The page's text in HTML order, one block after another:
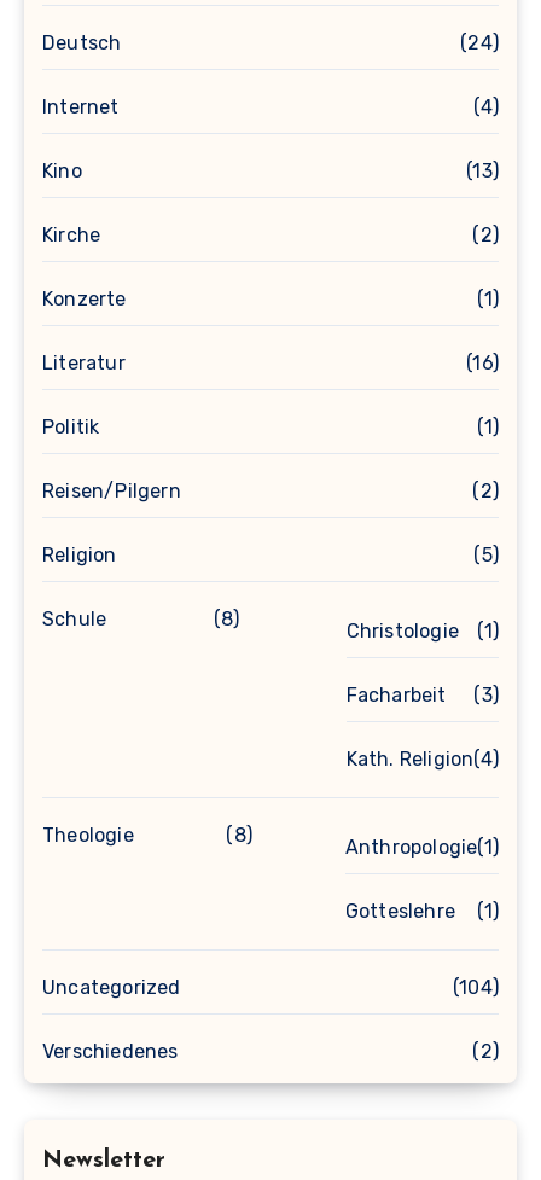
Deutsch (24)
Internet (4)
Kino (13)
Kirche (2)
Konzerte (1)
Literatur (16)
Politik (1)
Reisen/Pilgern (2)
Religion (5)
Schule (8)
Christologie (1)
Facharbeit (3)
Kath. Religion(4)
Theologie (8)
Anthropologie(1)
Gotteslehre (1)
Uncategorized (104)
Verschiedenes (2)
Newsletter